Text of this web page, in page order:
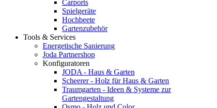
Carports
Spielgeräte
Hochbeete
Gartenzubehör
Tools & Services
Energetische Sanierung
Joda Partnershop
Konfiguratoren
JODA - Haus & Garten
Scheerer - Holz für Haus & Garten
Traumgarten - Ideen & Systeme zur
Gartengestaltung